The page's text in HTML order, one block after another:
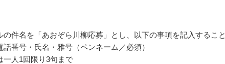
件名を「あおぞら川柳応募」とし、以下の事項を記入すること
話番号・氏名・雅号（ペンネーム／必須）
人1回限り3句まで